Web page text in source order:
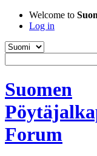
Welcome to
Log in
Suomen
Forum